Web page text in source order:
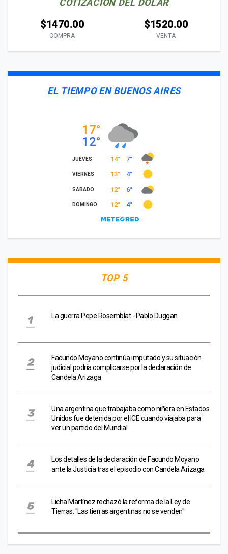
COTIZACIÓN DEL DÓLAR
$1470.00
COMPRA
$1520.00
VENTA
EL TIEMPO EN BUENOS AIRES
TOP 5
La guerra Pepe Rosemblat - Pablo Duggan
Facundo Moyano continúa imputado y su situación
judicial podría complicarse por la declaración de
Candela Arizaga
Una argentina que trabajaba como niñera en Estados
Unidos fue detenida por el ICE cuando viajaba para
ver un partido del Mundial
Los detalles de la declaración de Facundo Moyano
ante la Justicia tras el episodio con Candela Arizaga
Licha Martínez rechazó la reforma de la Ley de
Tierras: "Las tierras argentinas no se venden"